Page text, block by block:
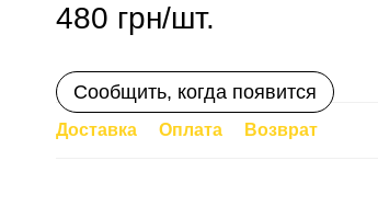
480 грн/шт.
Сообщить, когда появится
Доставка Оплата Возврат